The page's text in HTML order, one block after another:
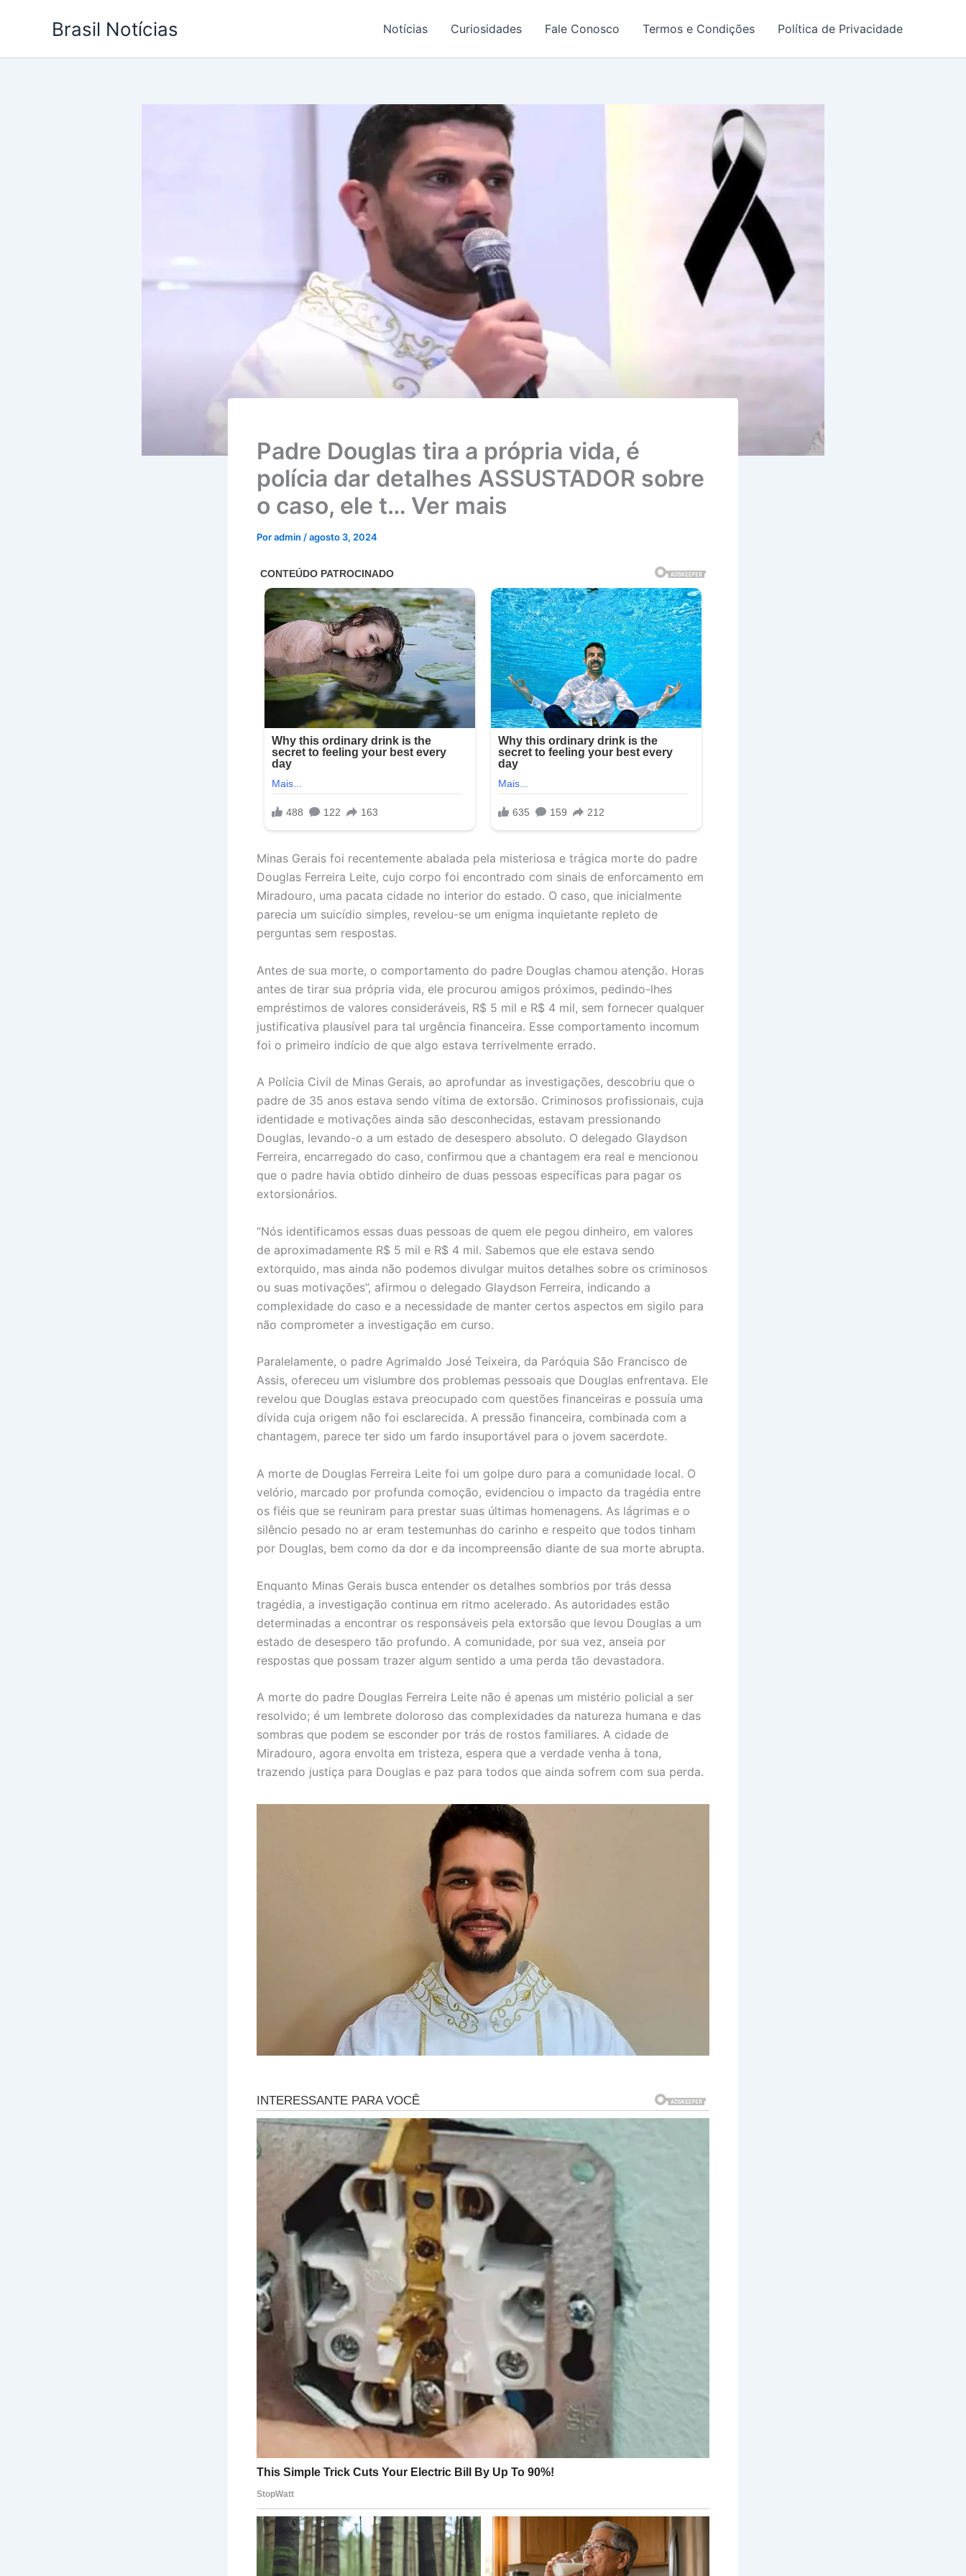
Brasil Notícias Notícias Curiosidades Fale Conosco Termos e Condições Política de Privacidade
Padre Douglas tira a própria vida, é
polícia dar detalhes ASSUSTADOR sobre
o caso, ele t… Ver mais
Poradmin /agosto 3, 2024
Minas Gerais foi recentemente abalada pela misteriosa e trágica morte do padre
Douglas Ferreira Leite, cujo corpo foi encontrado com sinais de enforcamento em
Miradouro, uma pacata cidade no interior do estado. O caso, que inicialmente
parecia um suicídio simples, revelou-se um enigma inquietante repleto de
perguntas sem respostas.
Antes de sua morte, o comportamento do padre Douglas chamou atenção. Horas
antes de tirar sua própria vida, ele procurou amigos próximos, pedindo-lhes
empréstimos de valores consideráveis, R$ 5 mil e R$ 4 mil, sem fornecer qualquer
justificativa plausível para tal urgência financeira. Esse comportamento incomum
foi o primeiro indício de que algo estava terrivelmente errado.
A Polícia Civil de Minas Gerais, ao aprofundar as investigações, descobriu que o
padre de 35 anos estava sendo vítima de extorsão. Criminosos profissionais, cuja
identidade e motivações ainda são desconhecidas, estavam pressionando
Douglas, levando-o a um estado de desespero absoluto. O delegado Glaydson
Ferreira, encarregado do caso, confirmou que a chantagem era real e mencionou
que o padre havia obtido dinheiro de duas pessoas específicas para pagar os
extorsionários.
“Nós identificamos essas duas pessoas de quem ele pegou dinheiro, em valores
de aproximadamente R$ 5 mil e R$ 4 mil. Sabemos que ele estava sendo
extorquido, mas ainda não podemos divulgar muitos detalhes sobre os criminosos
ou suas motivações”, afirmou o delegado Glaydson Ferreira, indicando a
complexidade do caso e a necessidade de manter certos aspectos em sigilo para
não comprometer a investigação em curso.
Paralelamente, o padre Agrimaldo José Teixeira, da Paróquia São Francisco de
Assis, ofereceu um vislumbre dos problemas pessoais que Douglas enfrentava. Ele
revelou que Douglas estava preocupado com questões financeiras e possuía uma
dívida cuja origem não foi esclarecida. A pressão financeira, combinada com a
chantagem, parece ter sido um fardo insuportável para o jovem sacerdote.
A morte de Douglas Ferreira Leite foi um golpe duro para a comunidade local. O
velório, marcado por profunda comoção, evidenciou o impacto da tragédia entre
os fiéis que se reuniram para prestar suas últimas homenagens. As lágrimas e o
silêncio pesado no ar eram testemunhas do carinho e respeito que todos tinham
por Douglas, bem como da dor e da incompreensão diante de sua morte abrupta.
Enquanto Minas Gerais busca entender os detalhes sombrios por trás dessa
tragédia, a investigação continua em ritmo acelerado. As autoridades estão
determinadas a encontrar os responsáveis pela extorsão que levou Douglas a um
estado de desespero tão profundo. A comunidade, por sua vez, anseia por
respostas que possam trazer algum sentido a uma perda tão devastadora.
A morte do padre Douglas Ferreira Leite não é apenas um mistério policial a ser
resolvido; é um lembrete doloroso das complexidades da natureza humana e das
sombras que podem se esconder por trás de rostos familiares. A cidade de
Miradouro, agora envolta em tristeza, espera que a verdade venha à tona,
trazendo justiça para Douglas e paz para todos que ainda sofrem com sua perda.